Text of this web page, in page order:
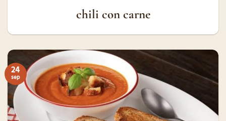
chili con carne
24
sep